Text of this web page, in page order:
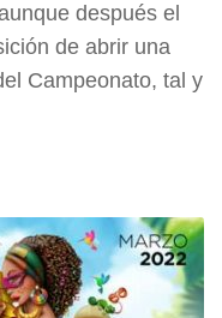
después el
de abrir una
Campeonato, tal y